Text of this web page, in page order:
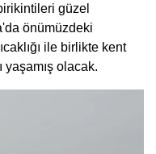
güzel
önümüzdeki
ile birlikte kent
yaşamış olacak.